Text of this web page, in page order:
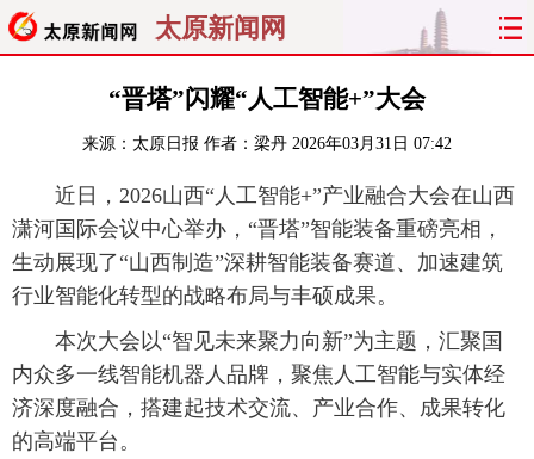
太原新闻网
聚焦 太原
经济 关注 文明 出行
纵横 曝光 综合 专题
旅游 理财 政务 教育
看天下 晋月读 最太原 网罗民生
太原日报 太原晚报 热评 社区
“晋塔”闪耀“人工智能+”大会
来源： 太原日报 作者：梁丹 2026年03月31日 07:42
近日，2026山西“人工智能+”产业融合大会在山西
潇河国际会议中心举办，“晋塔”智能装备重磅亮相，
生动展现了“山西制造”深耕智能装备赛道、加速建筑
行业智能化转型的战略布局与丰硕成果。
本次大会以“智见未来聚力向新”为主题，汇聚国
内众多一线智能机器人品牌，聚焦人工智能与实体经
济深度融合，搭建起技术交流、产业合作、成果转化
的高端平台。